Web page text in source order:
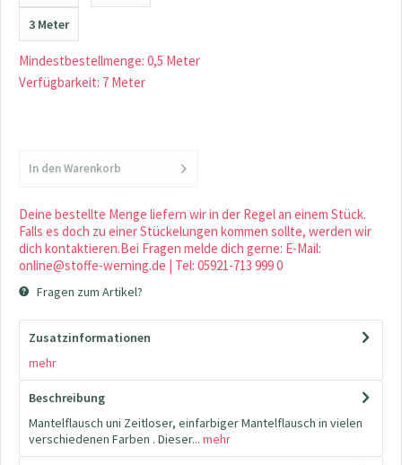
3 Meter
Mindestbestellmenge: 0,5 Meter
Verfügbarkeit: 7 Meter
In denWarenkorb
Deine bestellte Menge liefern wir in der Regel an einem Stück.
Falls es doch zu einer Stückelungen kommen sollte, werden wir
dich kontaktieren.Bei Fragen melde dich gerne: E-Mail:
online@stoffe-werning.de | Tel: 05921-713 999 0
Fragen zum Artikel?
Zusatzinformationen
mehr
Beschreibung
Mantelflausch uni Zeitloser, einfarbiger Mantelflausch in vielen
verschiedenen Farben . Dieser... mehr